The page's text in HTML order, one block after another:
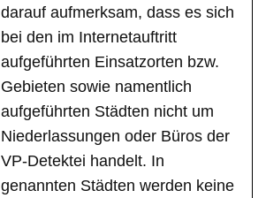
darauf aufmerksam, dass es sich
bei den im Internetauftritt
aufgeführten Einsatzorten bzw.
Gebieten sowie namentlich
aufgeführten Städten nicht um
Niederlassungen oder Büros der
VP-Detektei handelt. In
genannten Städten werden keine